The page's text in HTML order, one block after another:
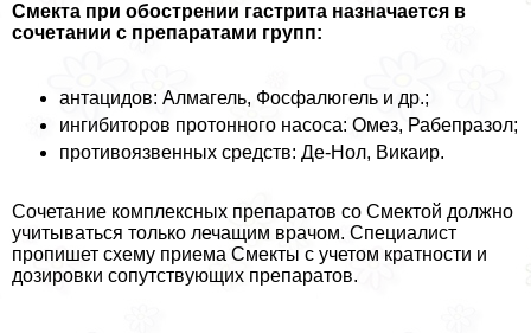
Смекта при обострении гастрита назначается в
сочетании с препаратами групп:
антацидов: Алмагель, Фосфалюгель и др.;
ингибиторов протонного насоса: Омез, Рабепразол;
противоязвенных средств: Де-Нол, Викаир.
Сочетание комплексных препаратов со Смектой должно
учитываться только лечащим врачом. Специалист
пропишет схему приема Смекты с учетом кратности и
дозировки сопутствующих препаратов.